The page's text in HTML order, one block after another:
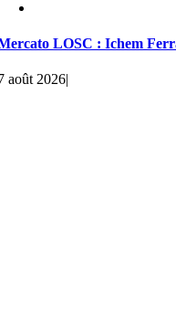
LOSC : Ichem
août 2026|